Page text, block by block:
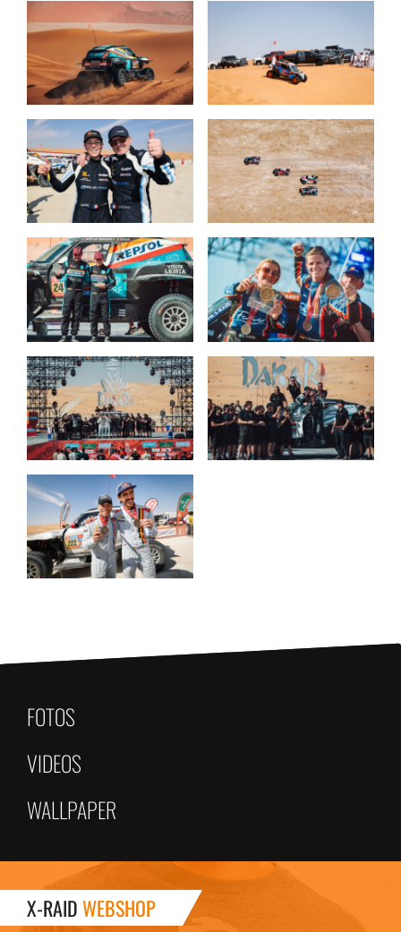
FOTOS
VIDEOS
WALLPAPER
X-RAIDWEBSHOP